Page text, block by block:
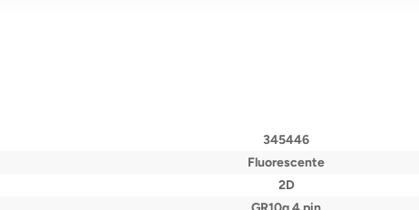
345446
Fluorescente
2D